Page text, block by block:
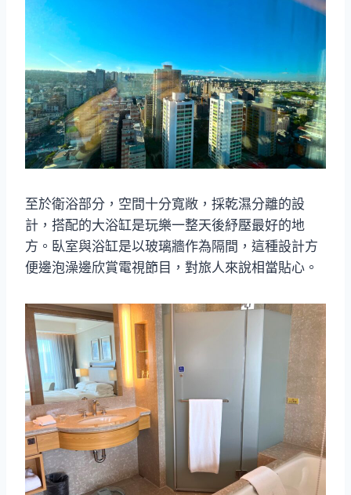
至於衛浴部分，空間十分寬敞，採乾濕分離的設
計，搭配的大浴缸是玩樂一整天後紓壓最好的地
方。臥室與浴缸是以玻璃牆作為隔間，這種設計方
便邊泡澡邊欣賞電視節目，對旅人來說相當貼心。